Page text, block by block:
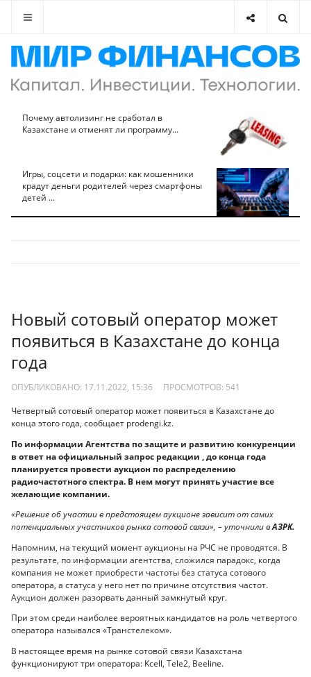
Почему автолизинг не сработал в
Казахстане и отменят ли программу...
Игры, соцсети и подарки: как мошенники
крадут деньги родителей через смартфоны
детей ...
Новый сотовый оператор может
появиться в Казахстане до конца
года
ОПУБЛИКОВАНО: 17.11.2022, 15:36 ПРОСМОТРОВ: 541
Четвертый сотовый оператор может появиться в Казахстане до
конца этого года, сообщает prodengi.kz.
По информации Агентства по защите и развитию конкуренции
в ответ на официальный запрос редакции , до конца года
планируется провести аукцион по распределению
радиочастотного спектра. В нем могут принять участие все
желающие компании.
«Решение об участии в предстоящем аукционе зависит от самих
потенциальных участников рынка сотовой связи», – уточнили вАЗРК.
Напомним, на текущий момент аукционы на РЧС не проводятся. В
результате, по информации агентства, сложился парадокс, когда
компания не может приобрести частоты без статуса сотового
оператора, а статуса у него нет по причине отсутствия частот.
Аукцион должен разорвать данный замкнутый круг.
При этом среди наиболее вероятных кандидатов на роль четвертого
оператора назывался «Транстелеком».
В настоящее время на рынке сотовой связи Казахстана
функционируют три оператора: Kcell, Tele2, Beeline.